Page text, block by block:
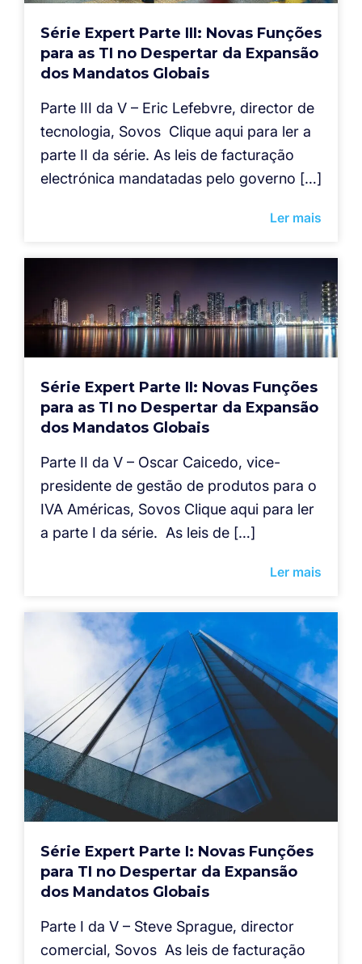
Série Expert Parte III: Novas Funções
para as TI no Despertar da Expansão
dos Mandatos Globais
Parte III da V – Eric Lefebvre, director de
tecnologia, Sovos Clique aqui para ler a
parte II da série. As leis de facturação
electrónica mandatadas pelo governo […]
Ler mais
Série Expert Parte II: Novas Funções
para as TI no Despertar da Expansão
dos Mandatos Globais
Parte II da V – Oscar Caicedo, vice-
presidente de gestão de produtos para o
IVA Américas, Sovos Clique aqui para ler
a parte I da série. As leis de […]
Ler mais
Série Expert Parte I: Novas Funções
para TI no Despertar da Expansão
dos Mandatos Globais
Parte I da V – Steve Sprague, director
comercial, Sovos As leis de facturação